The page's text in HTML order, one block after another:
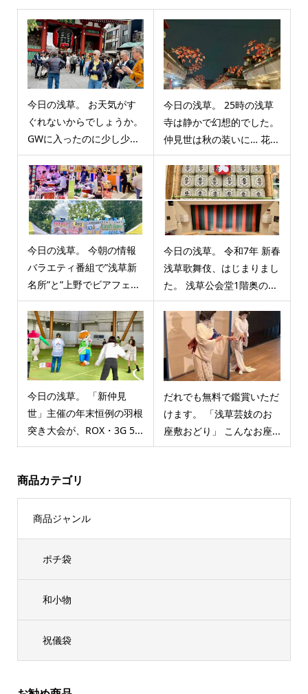
今日の浅草。 お天気がす
ぐれないからでしょうか。
GWに入ったのに少し少...
今日の浅草。 25時の浅草
寺は静かで幻想的でした。
仲見世は秋の装いに… 花...
今日の浅草。 今朝の情報
バラエティ番組で”浅草新
名所”と”上野でビアフェ...
今日の浅草。 令和7年 新春
浅草歌舞伎、はじまりまし
た。 浅草公会堂1階奥の...
今日の浅草。 「新仲見
世」主催の年末恒例の羽根
突き大会が、ROX・3G 5...
だれでも無料で鑑賞いただ
けます。 「浅草芸妓のお
座敷おどり」 こんなお座...
商品カテゴリ
商品ジャンル
ポチ袋
和小物
祝儀袋